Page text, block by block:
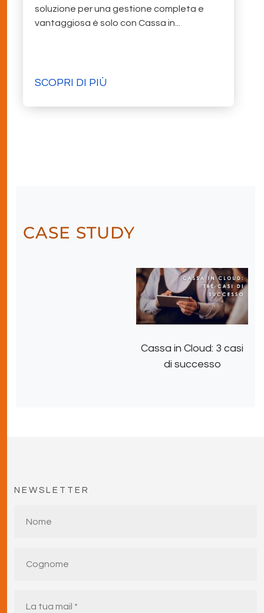
soluzione per una gestione completa e
vantaggiosa è solo con Cassa in...
SCOPRI DI PIÙ
CASE STUDY
Cassa in Cloud: 3 casi
di successo
NEWSLETTER